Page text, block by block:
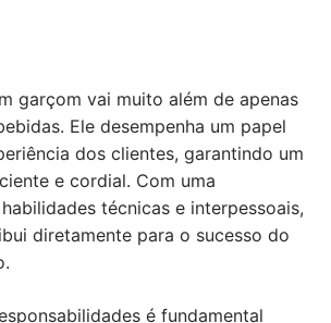
garçom vai muito além de apenas
Ele desempenha um papel
dos clientes, garantindo um
e cordial. Com uma
técnicas e interpessoais,
diretamente para o sucesso do
é fundamental